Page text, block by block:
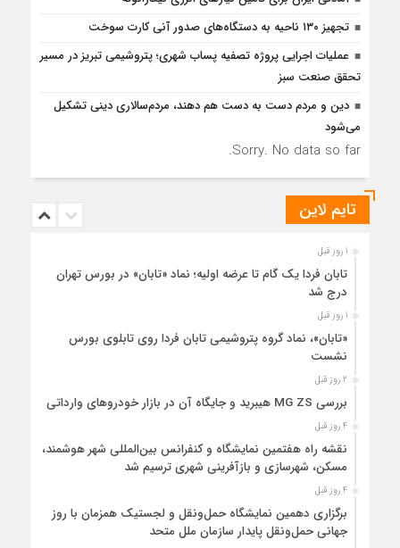
تجهیز ۱۳۰ ناحیه به دستگاه‌های صدور آنی کارت سوخت
عملیات اجرایی پروژه تصفیه پساب شهری؛ پتروشیمی تبریز در مسیر
تحقق صنعت سبز
دین و مردم دست به‌ دست هم دهند، مردم‌سالاری دینی تشکیل
می‌شود
Sorry. No data so far.
تایم لاین
1 روز قبل
تابان فردا یک گام تا عرضه اولیه؛ نماد «تابان» در بورس تهران
درج شد
1 روز قبل
«تابان»، نماد گروه پتروشیمی تابان فردا روی تابلوی بورس
نشست
2 روز قبل
بررسی MG ZS هیبرید و جایگاه آن در بازار خودروهای وارداتی
4 روز قبل
نقشه راه هفتمین نمایشگاه و کنفرانس بین‌المللی شهر هوشمند،
مسکن، شهرسازی و بازآفرینی شهری ترسیم شد
4 روز قبل
برگزاری دهمین نمایشگاه حمل‌ونقل و لجستیک همزمان با روز
جهانی حمل‌ونقل پایدار سازمان ملل متحد